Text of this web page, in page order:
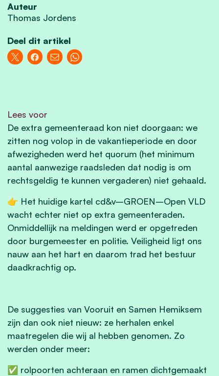
Auteur
Thomas Jordens
Deel dit artikel
Lees voor
De extra gemeenteraad kon niet doorgaan: we
zitten nog volop in de vakantieperiode en door
afwezigheden werd het quorum (het minimum
aantal aanwezige raadsleden dat nodig is om
rechtsgeldig te kunnen vergaderen) niet gehaald.
👉 Het huidige kartel cd&v–GROEN–Open VLD
wacht echter niet op extra gemeenteraden.
Onmiddellijk na meldingen werd er opgetreden
door burgemeester en politie. Veiligheid ligt ons
nauw aan het hart en daarom trad het bestuur
daadkrachtig op.
De suggesties van Vooruit en Samen Hemiksem
zijn dan ook niet nieuw: ze herhalen enkel
maatregelen die wij al hebben genomen. Zo
werden onder meer:
✅ rolpoorten achteraan en ramen dichtgemaakt